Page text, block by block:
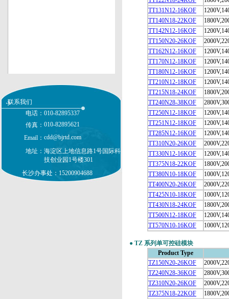
富士FUJI
瑞士CONCEPT
联系我们
电话： 010-82895337
传真： 010-82895621
Email： cdd@bjrtd.com
地址： 海淀区上地信息路1号国际科
技创业园1号楼301
长沙办事处：15200904688
TT131N12-16KOF
TT140N18-22KOF
TT142N12-16KOF
TT150N20-26KOF
TT162N12-16KOF
TT170N12-18KOF
TT180N12-16KOF
TT210N12-18KOF
TT215N18-24KOF
TT240N28-38KOF
TT250N12-18KOF
TT251N12-18KOF
TT285N12-16KOF
TT310N20-26KOF
TT330N12-16KOF
TT375N18-22KOF
TT380N10-18KOF
TT400N20-26KOF
TT425N10-18KOF
TT430N18-24KOF
TT500N12-18KOF
TT570N10-16KOF
● TZ 系列单可控硅模块
Product Type
TZ150N20-26KOF
TZ240N28-36KOF
TZ310N20-26KOF
TZ375N18-22KOF